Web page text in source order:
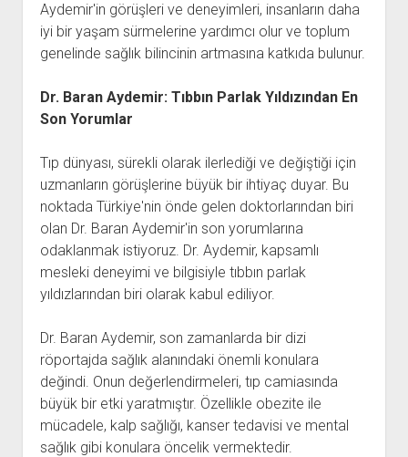
Aydemir'in görüşleri ve deneyimleri, insanların daha
iyi bir yaşam sürmelerine yardımcı olur ve toplum
genelinde sağlık bilincinin artmasına katkıda bulunur.
Dr. Baran Aydemir: Tıbbın Parlak Yıldızından En
Son Yorumlar
Tıp dünyası, sürekli olarak ilerlediği ve değiştiği için
uzmanların görüşlerine büyük bir ihtiyaç duyar. Bu
noktada Türkiye'nin önde gelen doktorlarından biri
olan Dr. Baran Aydemir'in son yorumlarına
odaklanmak istiyoruz. Dr. Aydemir, kapsamlı
mesleki deneyimi ve bilgisiyle tıbbın parlak
yıldızlarından biri olarak kabul ediliyor.
Dr. Baran Aydemir, son zamanlarda bir dizi
röportajda sağlık alanındaki önemli konulara
değindi. Onun değerlendirmeleri, tıp camiasında
büyük bir etki yaratmıştır. Özellikle obezite ile
mücadele, kalp sağlığı, kanser tedavisi ve mental
sağlık gibi konulara öncelik vermektedir.